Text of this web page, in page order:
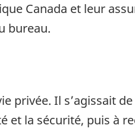
Canada et leur
bureau.
privée. Il s’agissait
et la sécurité, puis à